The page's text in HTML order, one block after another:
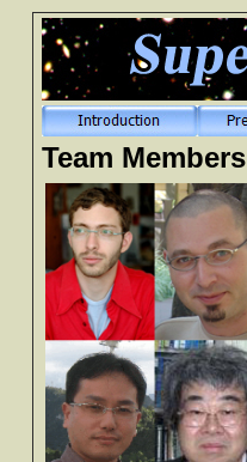
Team Members